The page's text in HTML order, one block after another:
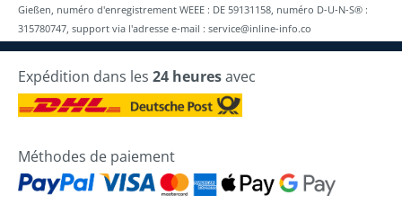
Gießen, numéro d'enregistrement WEEE : DE 59131158, numéro D-U-N-S® :
315780747, support via l'adresse e-mail : service@inline-info.co
Expédition dans les 24 heuresavec
Méthodes de paiement